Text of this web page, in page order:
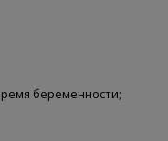
беременности;